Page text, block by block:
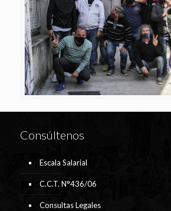
Consúltenos
Escala Salarial
C.C.T. N°436/06
Consultas Legales